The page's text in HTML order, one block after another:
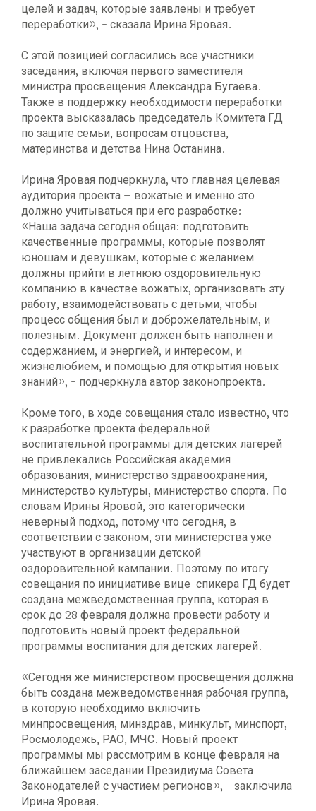
целей и задач, которые заявлены и требует
переработки», - сказала Ирина Яровая.
С этой позицией согласились все участники
заседания, включая первого заместителя
министра просвещения Александра Бугаева.
Также в поддержку необходимости переработки
проекта высказалась председатель Комитета ГД
по защите семьи, вопросам отцовства,
материнства и детства Нина Останина.
Ирина Яровая подчеркнула, что главная целевая
аудитория проекта – вожатые и именно это
должно учитываться при его разработке:
«Наша задача сегодня общая: подготовить
качественные программы, которые позволят
юношам и девушкам, которые с желанием
должны прийти в летнюю оздоровительную
компанию в качестве вожатых, организовать эту
работу, взаимодействовать с детьми, чтобы
процесс общения был и доброжелательным, и
полезным. Документ должен быть наполнен и
содержанием, и энергией, и интересом, и
жизнелюбием, и помощью для открытия новых
знаний», - подчеркнула автор законопроекта.
Кроме того, в ходе совещания стало известно, что
к разработке проекта федеральной
воспитательной программы для детских лагерей
не привлекались Российская академия
образования, министерство здравоохранения,
министерство культуры, министерство спорта. По
словам Ирины Яровой, это категорически
неверный подход, потому что сегодня, в
соответствии с законом, эти министерства уже
участвуют в организации детской
оздоровительной кампании. Поэтому по итогу
совещания по инициативе вице-спикера ГД будет
создана межведомственная группа, которая в
срок до 28 февраля должна провести работу и
подготовить новый проект федеральной
программы воспитания для детских лагерей.
«Сегодня же министерством просвещения должна
быть создана межведомственная рабочая группа,
в которую необходимо включить
минпросвещения, минздрав, минкульт, минспорт,
Росмолодежь, РАО, МЧС. Новый проект
программы мы рассмотрим в конце февраля на
ближайшем заседании Президиума Совета
Законодателей с участием регионов», - заключила
Ирина Яровая.